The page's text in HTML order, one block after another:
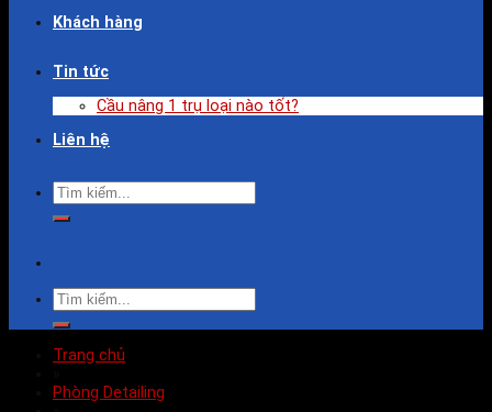
Khách hàng
Tin tức
Cầu nâng 1 trụ loại nào tốt?
Liên hệ
Trang chủ
Phòng Detailing